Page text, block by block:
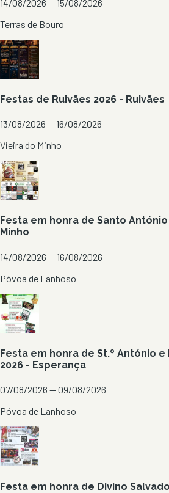
14/08/2026 — 15/08/2026
Terras de Bouro
Festas de Ruivães 2026 - Ruivães
13/08/2026 — 16/08/2026
Vieira do Minho
Festa em honra de Santo
Minho
14/08/2026 — 16/08/2026
Póvoa de Lanhoso
Festa em honra de St.º António e
2026 - Esperança
07/08/2026 — 09/08/2026
Póvoa de Lanhoso
Festa em honra de Divino